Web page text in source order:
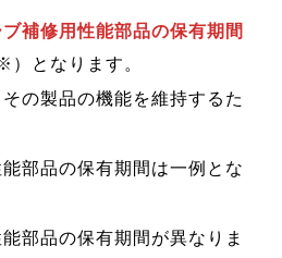
補修用性能部品の保有期間
※）となります。
の製品の機能を維持するた
部品の保有期間は一例とな
部品の保有期間が異なりま